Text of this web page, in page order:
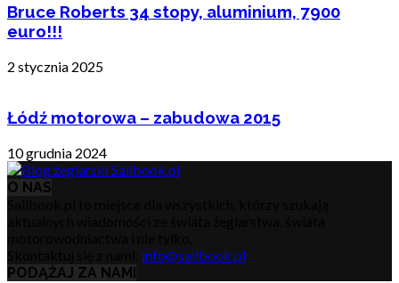
Bruce Roberts 34 stopy, aluminium, 7900
euro!!!
2 stycznia 2025
Łódź motorowa – zabudowa 2015
10 grudnia 2024
O NAS
info@sailbook.pl
PODĄŻAJ ZA NAMI